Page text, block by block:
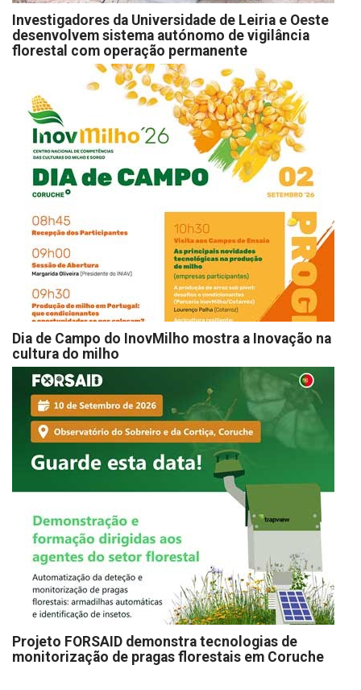
Investigadores da Universidade de Leiria e Oeste
desenvolvem sistema autónomo de vigilância
florestal com operação permanente
Dia de Campo do InovMilho mostra a Inovação na
cultura do milho
Projeto FORSAID demonstra tecnologias de
monitorização de pragas florestais em Coruche